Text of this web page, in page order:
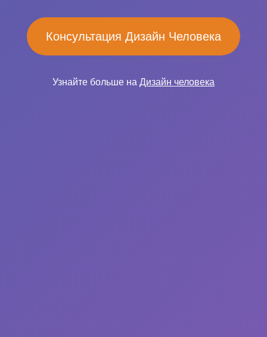
Консультация Дизайн Человека
Узнайте больше на Дизайн человека